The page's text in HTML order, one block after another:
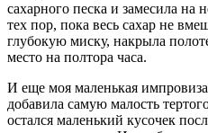
сахарного песка и замесила на
тех пор, пока весь сахар не
глубокую миску, накрыла
место на полтора часа.
И еще моя маленькая
добавила самую малость
остался маленький кусочек